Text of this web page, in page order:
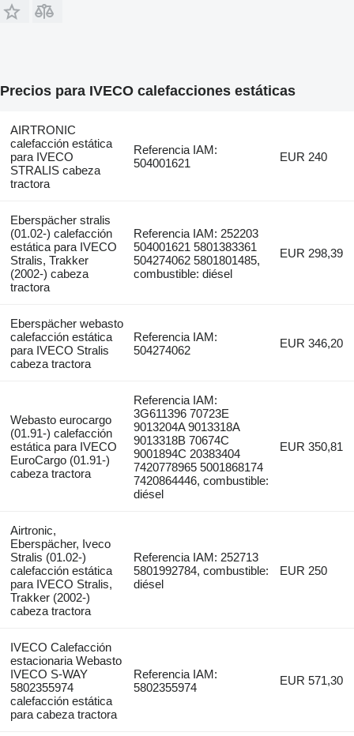
Precios para IVECO calefacciones estáticas
AIRTRONIC
calefacción estática
para IVECO
STRALIS cabeza
tractora
Referencia IAM:
504001621
EUR 240
Eberspächer stralis
(01.02-) calefacción
estática para IVECO
Stralis, Trakker
(2002-) cabeza
tractora
Referencia IAM: 252203
504001621 5801383361
504274062 5801801485,
combustible: diésel
EUR 298,39
Eberspächer webasto
calefacción estática
para IVECO Stralis
cabeza tractora
Referencia IAM:
504274062
EUR 346,20
Webasto eurocargo
(01.91-) calefacción
estática para IVECO
EuroCargo (01.91-)
cabeza tractora
Referencia IAM:
3G611396 70723E
9013204A 9013318A
9013318B 70674C
9001894С 20383404
7420778965 5001868174
7420864446, combustible:
diésel
EUR 350,81
Airtronic,
Eberspächer, Iveco
Stralis (01.02-)
calefacción estática
para IVECO Stralis,
Trakker (2002-)
cabeza tractora
Referencia IAM: 252713
5801992784, combustible:
diésel
EUR 250
IVECO Calefacción
estacionaria Webasto
IVECO S-WAY
5802355974
calefacción estática
para cabeza tractora
Referencia IAM:
5802355974
EUR 571,30